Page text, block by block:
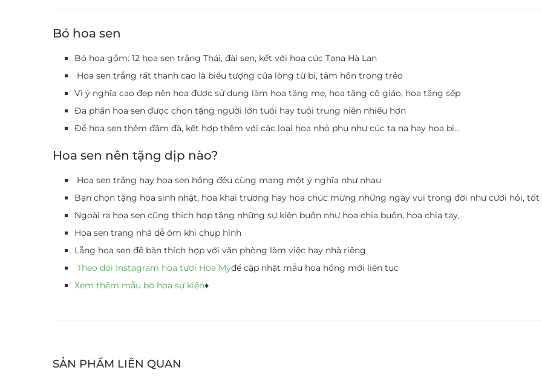
Bó hoa sen
Bó hoa gồm: 12 hoa sen trắng Thái, đài sen, kết với hoa cúc Tana Hà Lan
Hoa sen trắng rất thanh cao là biểu tượng của lòng từ bi, tâm hồn trong trẻo
Vì ý nghĩa cao đẹp nên hoa được sử dụng làm hoa tặng mẹ, hoa tặng cô giáo, hoa tặng sếp
Đa phần hoa sen được chọn tặng người lớn tuổi hay tuổi trung niên nhiều hơn
Để hoa sen thêm đậm đà, kết hợp thêm với các loại hoa nhỏ phụ như cúc ta na hay hoa bi…
Hoa sen nên tặng dịp nào?
Hoa sen trắng hay hoa sen hồng đều cùng mang một ý nghĩa như nhau
Bạn chọn tặng hoa sinh nhật, hoa khai trương hay hoa chúc mừng những ngày vui trong đời như cưới hỏi, tốt
Ngoài ra hoa sen cũng thích hợp tặng những sự kiện buồn như hoa chia buồn, hoa chia tay,
Hoa sen trang nhã dễ ôm khi chụp hình
Lẵng hoa sen để bàn thích hợp với văn phòng làm việc hay nhà riêng
Theo dõi Instagram hoa tươi Hoa Mỹđể cập nhật mẫu hoa hồng mới liên tục
Xem thêm mẫu bó hoa sự kiện♦
SẢN PHẨM LIÊN QUAN